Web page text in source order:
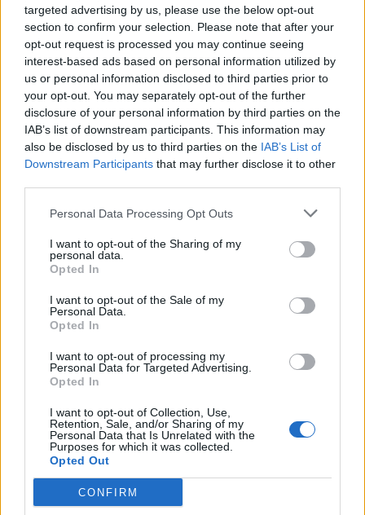
targeted advertising by us, please use the below opt-out
section to confirm your selection. Please note that after your
opt-out request is processed you may continue seeing
interest-based ads based on personal information utilized by
us or personal information disclosed to third parties prior to
your opt-out. You may separately opt-out of the further
disclosure of your personal information by third parties on the
IAB’s list of downstream participants. This information may
also be disclosed by us to third parties on the IAB’s List of
Downstream Participants that may further disclose it to other
Personal Data Processing Opt Outs
I want to opt-out of the Sharing of my
personal data.
Opted In
I want to opt-out of the Sale of my
Personal Data.
Opted In
I want to opt-out of processing my
Personal Data for Targeted Advertising.
Opted In
I want to opt-out of Collection, Use,
Retention, Sale, and/or Sharing of my
Personal Data that Is Unrelated with the
Purposes for which it was collected.
Opted Out
CONFIRM
ΕΝΗΜΕΡΩΣΗ
Καρκίνος του προστάτη: Πώς θα
Παρενέργειες από τις 4 θεραπείες
Μια γεμάτη και ικανοποιητική σεξουαλική ζωή είναι
ακόμα δυνατή κατά τη διάρκεια και μετά τη θεραπεία